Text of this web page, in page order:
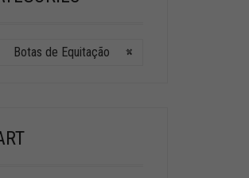
×
Botas de Equitação